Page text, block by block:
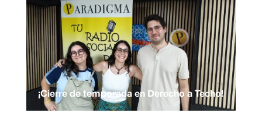
¡Cierre de temporada en Derecho a Techo!